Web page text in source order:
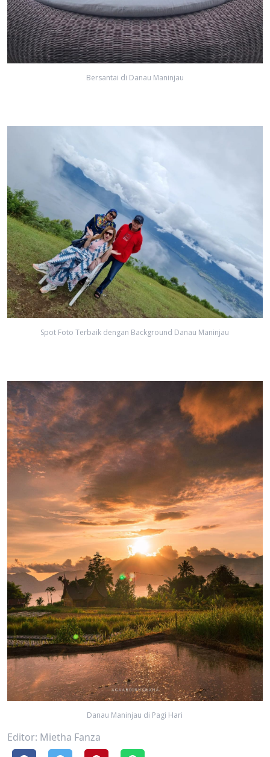
Bersantai di Danau Maninjau
Spot Foto Terbaik dengan Background Danau Maninjau
Danau Maninjau di Pagi Hari
Editor: Mietha Fanza